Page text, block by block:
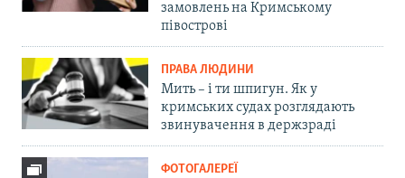
замовлень на Кримському
півострові
ПРАВА ЛЮДИНИ
Мить – і ти шпигун. Як у
кримських судах розглядають
звинувачення в держзраді
ФОТОГАЛЕРЕЇ